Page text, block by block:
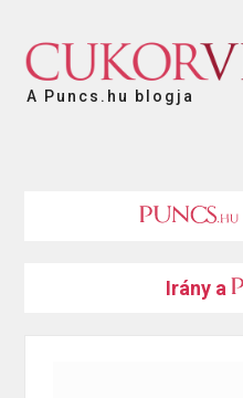
A Puncs.hu blogja
Irány a